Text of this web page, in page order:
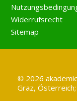
Widerrufsrecht
Sitemap
© 2026
Graz,